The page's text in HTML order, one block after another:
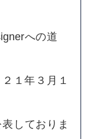
への道
１年３月１
しておりま